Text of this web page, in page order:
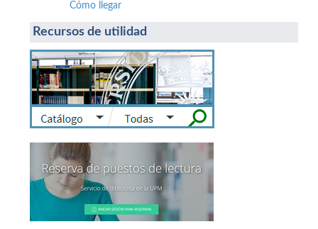
Cómo llegar
Recursos de utilidad